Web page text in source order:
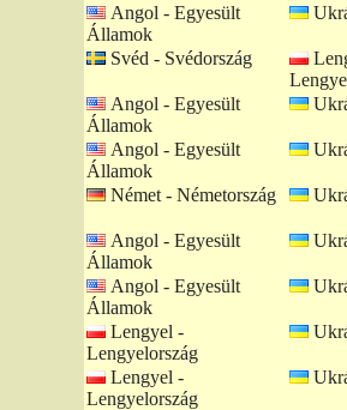
Angol - Egyesült
Államok
Svéd - Svédország
Angol - Egyesült
Államok
Angol - Egyesült
Államok
Német - Németország
Angol - Egyesült
Államok
Angol - Egyesült
Államok
Lengyel -
Lengyelország
Lengyel -
Lengyelország